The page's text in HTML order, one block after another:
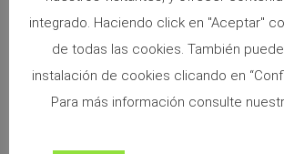
@autoescuelamrdumi
integrado. Haciendo click en "Aceptar"
de todas las cookies. También
instalación de cookies clicando en
Para más información consulte